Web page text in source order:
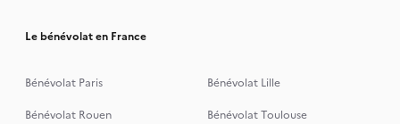
Le bénévolat en France
Bénévolat Paris
Bénévolat Lille
Bénévolat Rouen
Bénévolat Toulouse